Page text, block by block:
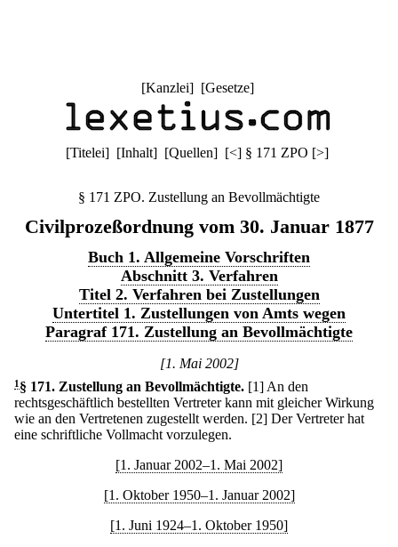
[Kanzlei] [Gesetze]
[Titelei] [Inhalt] [Quellen] [<] § 171 ZPO [>]
§ 171 ZPO. Zustellung an Bevollmächtigte
Civilprozeßordnung vom 30. Januar 1877
Buch 1. Allgemeine Vorschriften
Abschnitt 3. Verfahren
Titel 2. Verfahren bei Zustellungen
Untertitel 1. Zustellungen von Amts wegen
Paragraf 171. Zustellung an Bevollmächtigte
[1. Mai 2002]
1 § 171. Zustellung an Bevollmächtigte. [1] An den
rechtsgeschäftlich bestellten Vertreter kann mit gleicher Wirkung
wie an den Vertretenen zugestellt werden. [2] Der Vertreter hat
eine schriftliche Vollmacht vorzulegen.
[1. Januar 2002–1. Mai 2002]
[1. Oktober 1950–1. Januar 2002]
[1. Juni 1924–1. Oktober 1950]